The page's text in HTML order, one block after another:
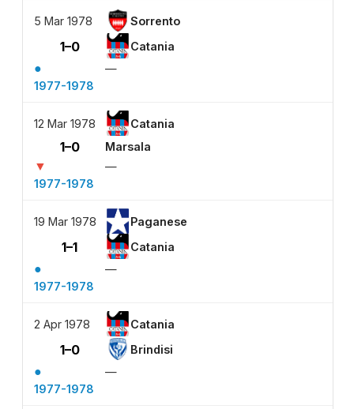
5 Mar 1978 Sorrento
1–0 Catania
●
—
1977-1978
12 Mar 1978 Catania
1–0 Marsala
▼
—
1977-1978
19 Mar 1978 Paganese
1–1 Catania
●
—
1977-1978
2 Apr 1978 Catania
1–0 Brindisi
●
—
1977-1978